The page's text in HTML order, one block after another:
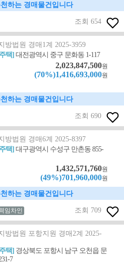
하는 경매물건입니다
조회 654
방법원 경매1계 2025-3959
택]대전광역시 중구 문화동 1-117
2,023,847,500원
(70%)1,416,693,000원
하는 경매물건입니다
조회 690
방법원 경매6계 2025-8397
택]대구광역시 수성구 만촌동 855-
1,432,571,760원
(49%)701,960,000원
하는 경매물건입니다
임차인 조회 709
방법원 포항지원 경매2계 2025-
택] 경상북도 포항시 남구 오천읍 문
7